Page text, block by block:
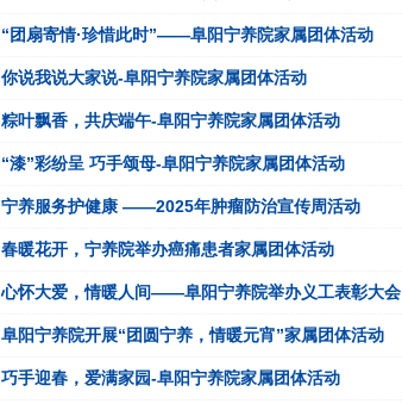
“团扇寄情·珍惜此时”——阜阳宁养院家属团体活动
你说我说大家说-阜阳宁养院家属团体活动
粽叶飘香，共庆端午-阜阳宁养院家属团体活动
“漆”彩纷呈 巧手颂母-阜阳宁养院家属团体活动
宁养服务护健康 ——2025年肿瘤防治宣传周活动
春暖花开，宁养院举办癌痛患者家属团体活动
心怀大爱，情暖人间——阜阳宁养院举办义工表彰大会
阜阳宁养院开展“团圆宁养，情暖元宵”家属团体活动
巧手迎春，爱满家园-阜阳宁养院家属团体活动